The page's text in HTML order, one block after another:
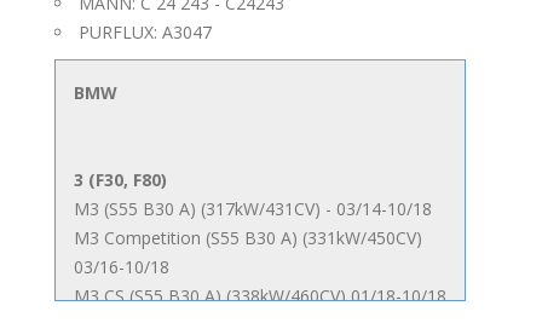
PURFLUX: A3047
BMW
3 (F30, F80)
M3 (S55 B30 A) (317kW/431CV) - 03/14-10/18
M3 Competition (S55 B30 A) (331kW/450CV)
03/16-10/18
M3 CS(S55 B30 A) (338kW/460CV) 01/18-10/18